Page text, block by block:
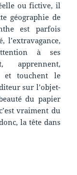
ou fictive, il
géographie de
est parfois
l’extravagance,
à ses
apprennent,
et touchent le
sur l’objet-
du papier
vraiment du
la tête dans